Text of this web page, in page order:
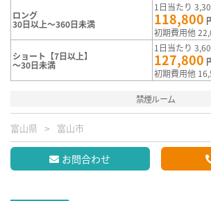
ロング
30日以上～360日未満
1日当たり
118,800
初期費用他
ショート【7日以上】
～30日未満
1日当たり
127,800
初期費用他
禁煙ルーム
富山県 富山市
お問合わせ